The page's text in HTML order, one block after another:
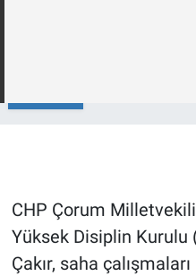
CHP Çorum
Yüksek Disiplin Kurulu
Çakır, saha
Gündem Özel
İlan